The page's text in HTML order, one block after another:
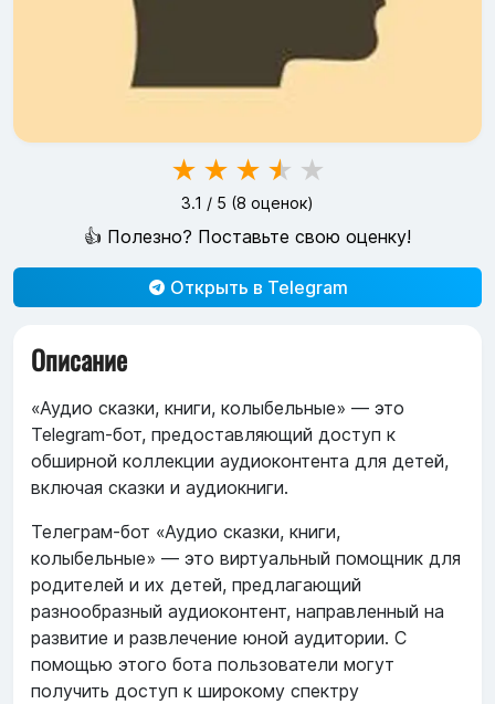
★ ★ ★ ★ ★
3.1 / 5 (8 оценок)
👍 Полезно? Поставьте свою оценку!
Открыть в Telegram
Описание
«Аудио сказки, книги, колыбельные» — это
Telegram-бот, предоставляющий доступ к
обширной коллекции аудиоконтента для детей,
включая сказки и аудиокниги.
Телеграм-бот «Аудио сказки, книги,
колыбельные» — это виртуальный помощник для
родителей и их детей, предлагающий
разнообразный аудиоконтент, направленный на
развитие и развлечение юной аудитории. С
помощью этого бота пользователи могут
получить доступ к широкому спектру